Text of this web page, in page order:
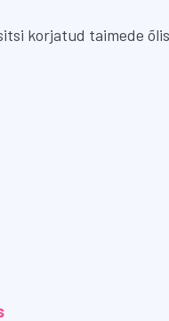
korjatud taimede